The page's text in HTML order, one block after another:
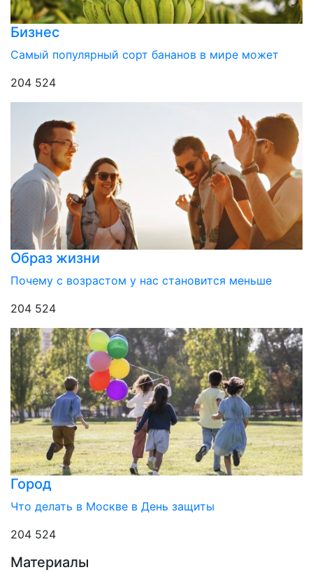
Бизнес
Самый популярный сорт бананов в мире может
204 524
Образ жизни
Почему с возрастом у нас становится меньше
204 524
Город
Что делать в Москве в День защиты
204 524
Материалы